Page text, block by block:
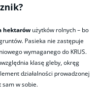
hektarów użytków rolnych – bo
Pasieka nie zastępuje
wymaganego do KRUS.
klasę gleby, okręg
działalności prowadzonej
w sobie.